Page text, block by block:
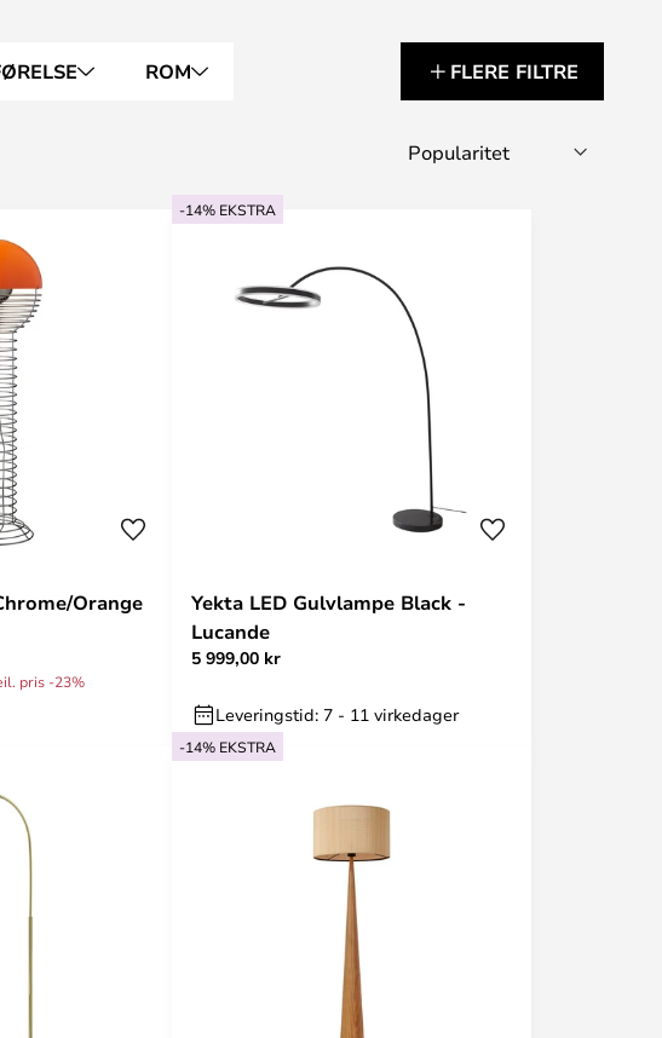
ROM FLERE FILTRE
Orange
pris -23%
-14% EKSTRA
Yekta LED Gulvlampe Black -
Lucande
5 999,00 kr
Leveringstid: 7 - 11 virkedager
-14% EKSTRA